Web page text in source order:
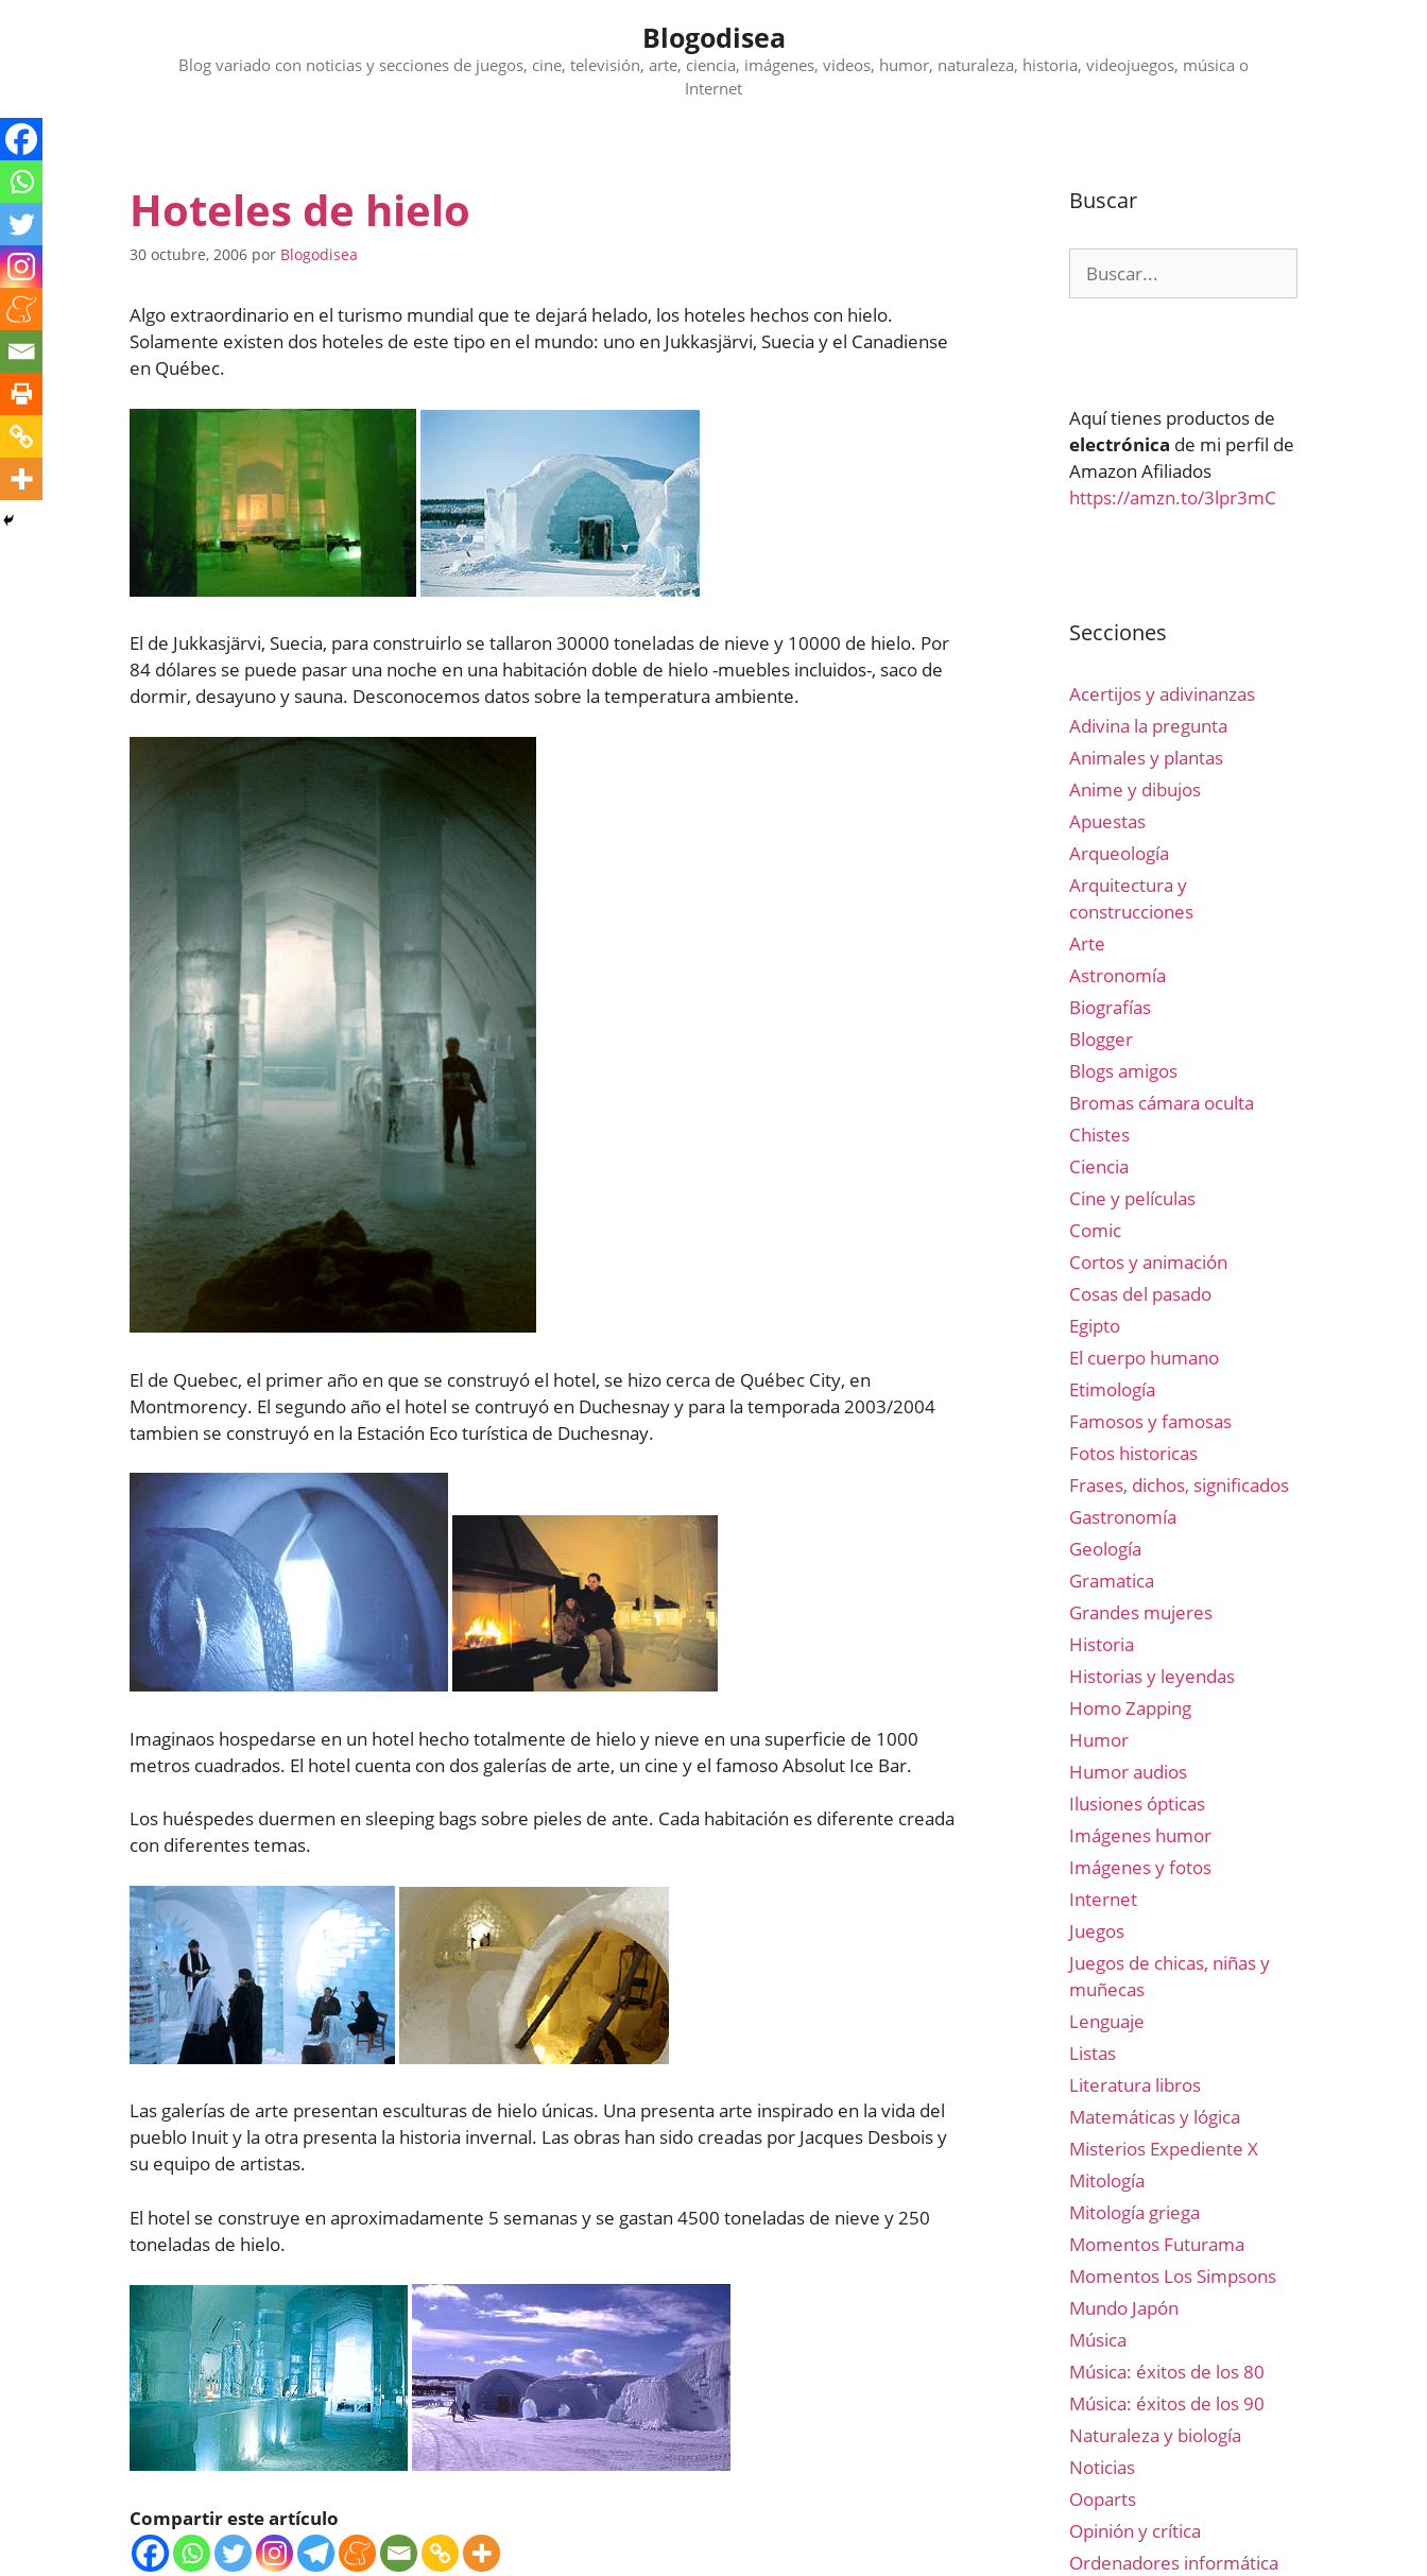
Blogodisea
Blog variado con noticias y secciones de juegos, cine, televisión, arte, ciencia, imágenes, videos, humor, naturaleza, historia, videojuegos, música o
Internet
Hoteles de hielo
30 octubre, 2006 por Blogodisea
Algo extraordinario en el turismo mundial que te dejará helado, los hoteles hechos con hielo.
Solamente existen dos hoteles de este tipo en el mundo: uno en Jukkasjärvi, Suecia y el Canadiense
en Québec.
El de Jukkasjärvi, Suecia, para construirlo se tallaron 30000 toneladas de nieve y 10000 de hielo. Por
84 dólares se puede pasar una noche en una habitación doble de hielo -muebles incluidos-, saco de
dormir, desayuno y sauna. Desconocemos datos sobre la temperatura ambiente.
El de Quebec, el primer año en que se construyó el hotel, se hizo cerca de Québec City, en
Montmorency. El segundo año el hotel se contruyó en Duchesnay y para la temporada 2003/2004
tambien se construyó en la Estación Eco turística de Duchesnay.
Imaginaos hospedarse en un hotel hecho totalmente de hielo y nieve en una superficie de 1000
metros cuadrados. El hotel cuenta con dos galerías de arte, un cine y el famoso Absolut Ice Bar.
Los huéspedes duermen en sleeping bags sobre pieles de ante. Cada habitación es diferente creada
con diferentes temas.
Las galerías de arte presentan esculturas de hielo únicas. Una presenta arte inspirado en la vida del
pueblo Inuit y la otra presenta la historia invernal. Las obras han sido creadas por Jacques Desbois y
su equipo de artistas.
El hotel se construye en aproximadamente 5 semanas y se gastan 4500 toneladas de nieve y 250
toneladas de hielo.
Compartir este artículo
Buscar
Aquí tienes productos de
electrónica de mi perfil de
Amazon Afiliados
https://amzn.to/3lpr3mC
Secciones
Acertijos y adivinanzas
Adivina la pregunta
Animales y plantas
Anime y dibujos
Apuestas
Arqueología
Arquitectura y
construcciones
Arte
Astronomía
Biografías
Blogger
Blogs amigos
Bromas cámara oculta
Chistes
Ciencia
Cine y películas
Comic
Cortos y animación
Cosas del pasado
Egipto
El cuerpo humano
Etimología
Famosos y famosas
Fotos historicas
Frases, dichos, significados
Gastronomía
Geología
Gramatica
Grandes mujeres
Historia
Historias y leyendas
Homo Zapping
Humor
Humor audios
Ilusiones ópticas
Imágenes humor
Imágenes y fotos
Internet
Juegos
Juegos de chicas, niñas y
muñecas
Lenguaje
Listas
Literatura libros
Matemáticas y lógica
Misterios Expediente X
Mitología
Mitología griega
Momentos Futurama
Momentos Los Simpsons
Mundo Japón
Música
Música: éxitos de los 80
Música: éxitos de los 90
Naturaleza y biología
Noticias
Ooparts
Opinión y crítica
Ordenadores informática